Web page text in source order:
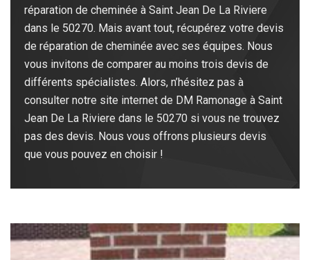
réparation de cheminée à Saint Jean De La Riviere
dans le 50270. Mais avant tout, récupérez votre devis
de réparation de cheminée avec ses équipes. Nous
vous invitons de comparer au moins trois devis de
différents spécialistes. Alors, n’hésitez pas à
consulter notre site internet de DM Ramonage à Saint
Jean De La Riviere dans le 50270 si vous ne trouvez
pas des devis. Nous vous offrons plusieurs devis
que vous pouvez en choisir !